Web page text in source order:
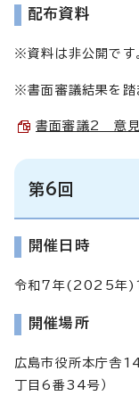
配布資料
※資料は非公開です。
※書面審議結果を踏
書面審議2 意
第6回
開催日時
令和7年(2025年
開催場所
広島市役所本庁舎
丁目6番34号）